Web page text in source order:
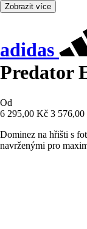
Zobrazit více
adidas
Predator
Od
6 295,00 Kč 3
Dominez na hřišti s
navrženými pro